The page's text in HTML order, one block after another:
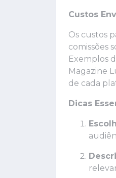
Custos
Os custos
comissões
Exemplos
Magazine
de cada
Dicas